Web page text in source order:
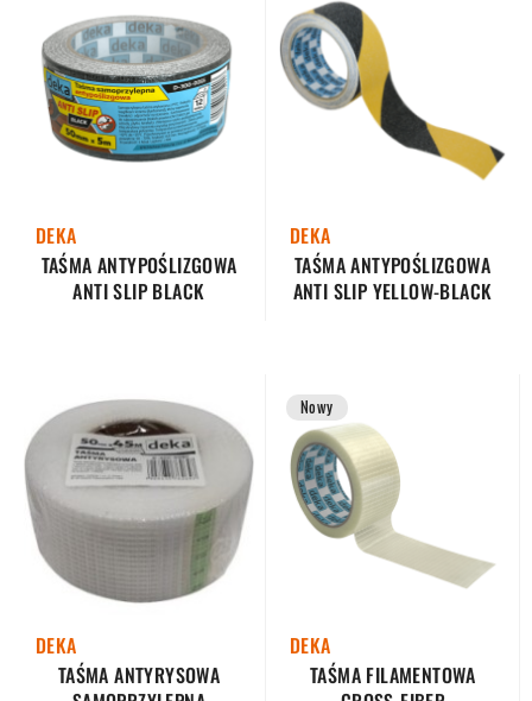
DEKA
TAŚMA ANTYPOŚLIZGOWA
ANTI SLIP BLACK
DEKA
TAŚMA ANTYPOŚLIZGOWA
ANTI SLIP YELLOW-BLACK
DEKA
TAŚMA ANTYRYSOWA
Nowy
DEKA
TAŚMA FILAMENTOWA